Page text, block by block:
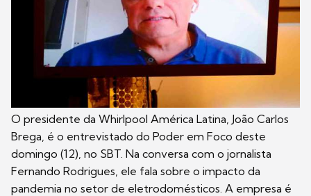
O presidente da Whirlpool América Latina, João Carlos
Brega, é o entrevistado do Poder em Foco deste
domingo (12), no SBT. Na conversa com o jornalista
Fernando Rodrigues, ele fala sobre o impacto da
pandemia no setor de eletrodomésticos. A empresa é